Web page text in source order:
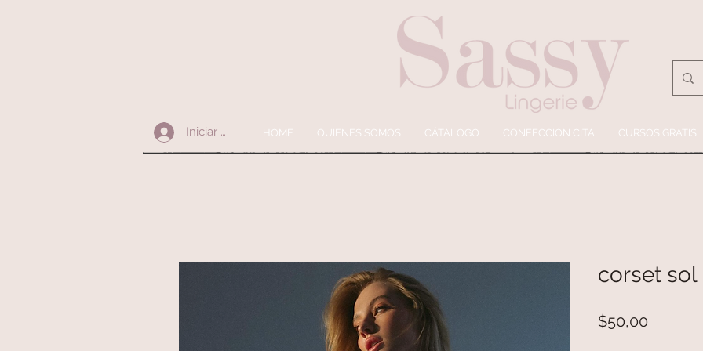
Iniciar sesión HOME QUIENES SOMOS CÁTALOGO CONFECCIÓN CITA CURSOS GRATIS
corset sol
$50,00